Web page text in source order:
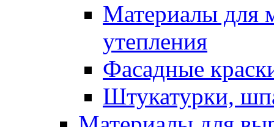
Материалы для
утепления
Фасадные
Штукатурки,